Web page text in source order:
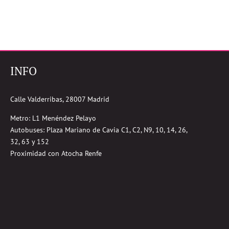
INFO
Calle Valderribas, 28007 Madrid
Metro: L1 Menéndez Pelayo
Autobuses: Plaza Mariano de Cavia C1, C2, N9, 10, 14, 26,
32, 63 y 152
Proximidad con Atocha Renfe